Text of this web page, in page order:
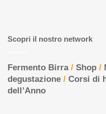
Scopri il nostro network
Fermento Birra/ Shop /
degustazione / Corsi di
dell’Anno